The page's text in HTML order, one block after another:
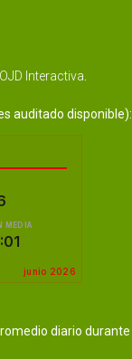
OJD Interactiva
auditado disponible):
diario durante